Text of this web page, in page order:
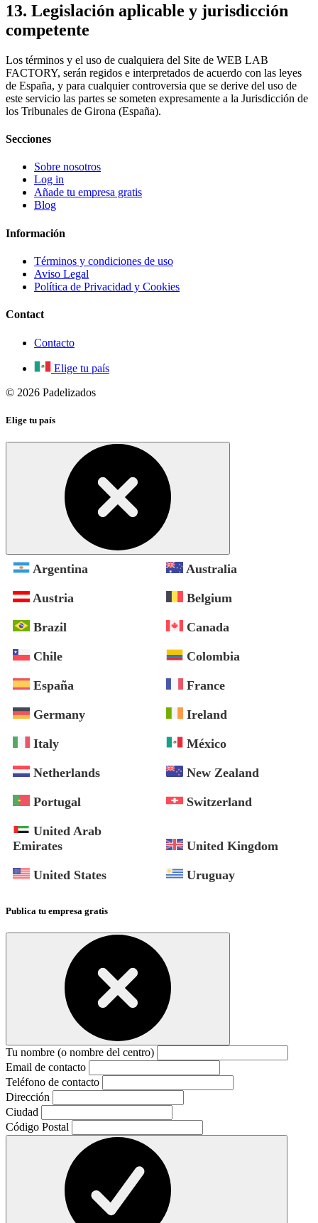
13. Legislación aplicable y jurisdicción
competente
Los términos y el uso de cualquiera del Site de WEB LAB
FACTORY, serán regidos e interpretados de acuerdo con las leyes
de España, y para cualquier controversia que se derive del uso de
este servicio las partes se someten expresamente a la Jurisdicción de
los Tribunales de Girona (España).
Secciones
Sobre nosotros
Log in
Añade tu empresa gratis
Blog
Información
Términos y condiciones de uso
Aviso Legal
Política de Privacidad y Cookies
Contact
Contacto
Elige tu país
© 2026 Padelizados
Elige tu país
Argentina Australia
Austria Belgium
Brazil Canada
Chile Colombia
España France
Germany Ireland
Italy México
Netherlands New Zealand
Portugal Switzerland
United Arab
Emirates
United Kingdom
United States Uruguay
Publica tu empresa gratis
Tu nombre (o nombre del centro)
Email de contacto
Teléfono de contacto
Dirección
Ciudad
Código Postal